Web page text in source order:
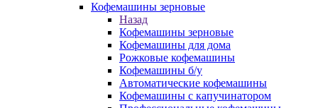
Кофемашины зерновые
Назад
Кофемашины зерновые
Кофемашины для дома
Рожковые кофемашины
Кофемашины б/у
Автоматические кофемашины
Кофемашины с капучинатором